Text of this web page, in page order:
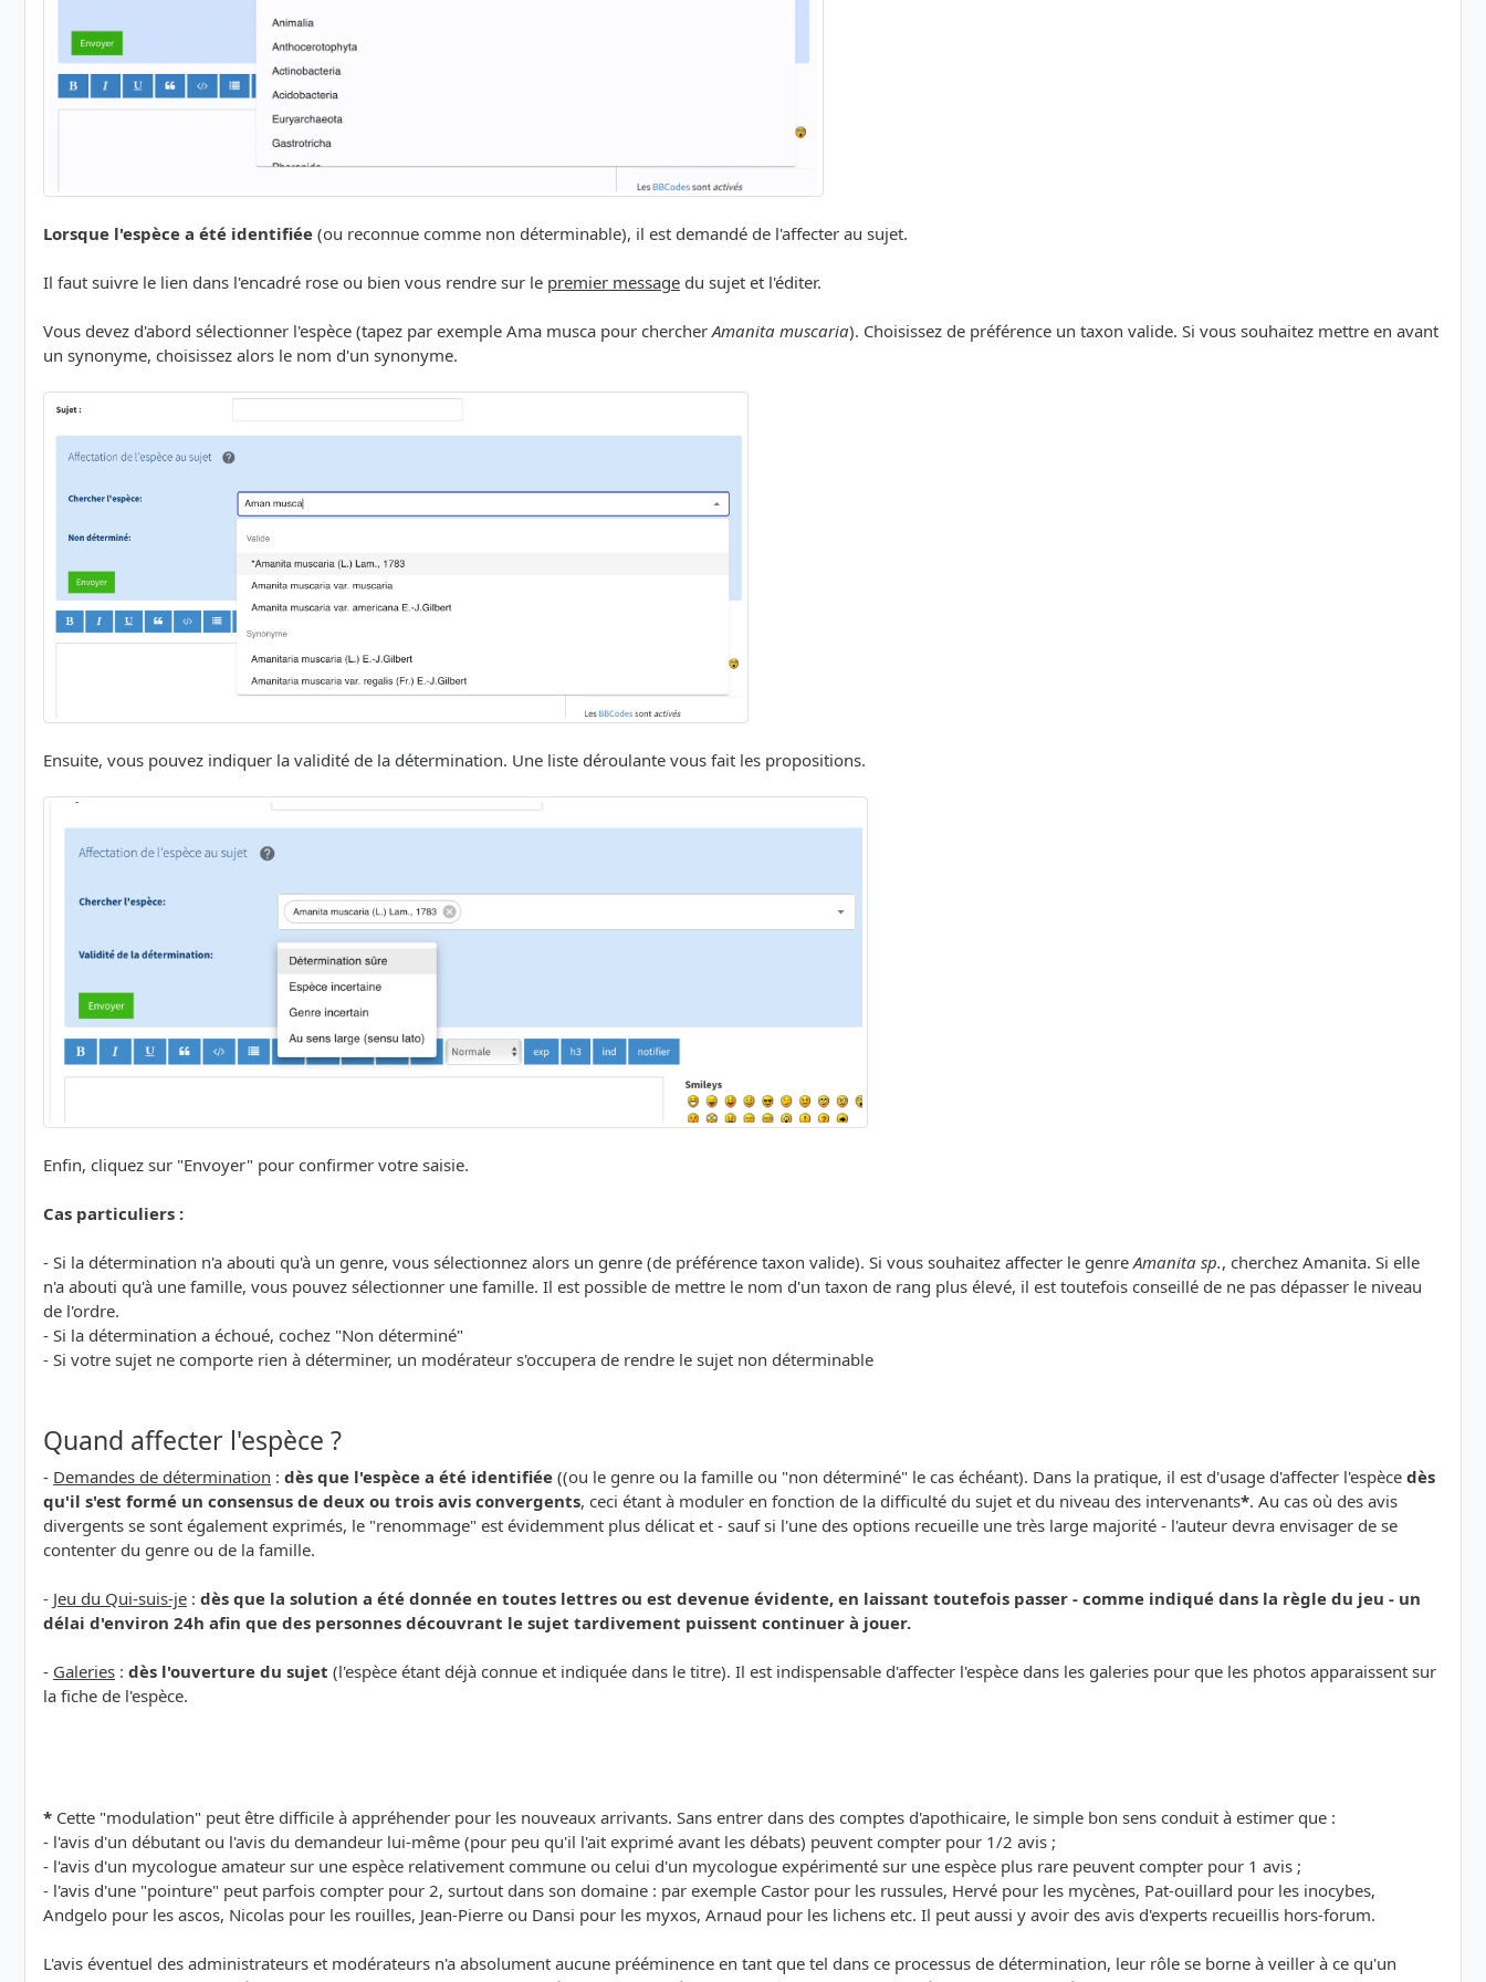
Lorsque l'espèce a été identifiée (ou reconnue comme non déterminable), il est demandé de l'affecter au sujet.
Il faut suivre le lien dans l'encadré rose ou bien vous rendre sur le premier message du sujet et l'éditer.
Vous devez d'abord sélectionner l'espèce (tapez par exemple Ama musca pour chercherAmanita muscaria). Choisissez de préférence un taxon valide. Si vous souhaitez mettre en avant
un synonyme, choisissez alors le nom d'un synonyme.
Ensuite, vous pouvez indiquer la validité de la détermination. Une liste déroulante vous fait les propositions.
Enfin, cliquez sur "Envoyer" pour confirmer votre saisie.
Cas particuliers :
- Si la détermination n'a abouti qu'à un genre, vous sélectionnez alors un genre (de préférence taxon valide). Si vous souhaitez affecter le genreAmanita sp., cherchez Amanita. Si elle
n'a abouti qu'à une famille, vous pouvez sélectionner une famille. Il est possible de mettre le nom d'un taxon de rang plus élevé, il est toutefois conseillé de ne pas dépasser le niveau
de l'ordre.
- Si la détermination a échoué, cochez "Non déterminé"
- Si votre sujet ne comporte rien à déterminer, un modérateur s'occupera de rendre le sujet non déterminable
Quand affecter l'espèce ?
- Demandes de détermination : dès que l'espèce a été identifiée ((ou le genre ou la famille ou "non déterminé" le cas échéant). Dans la pratique, il est d'usage d'affecter l'espèce dès
qu'il s'est formé un consensus de deux ou trois avis convergents, ceci étant à moduler en fonction de la difficulté du sujet et du niveau des intervenants*. Au cas où des avis
divergents se sont également exprimés, le "renommage" est évidemment plus délicat et - sauf si l'une des options recueille une très large majorité - l'auteur devra envisager de se
contenter du genre ou de la famille.
- Jeu du Qui-suis-je : dès que la solution a été donnée en toutes lettres ou est devenue évidente, en laissant toutefois passer - comme indiqué dans la règle du jeu - un
délai d'environ 24h afin que des personnes découvrant le sujet tardivement puissent continuer à jouer.
- Galeries : dès l'ouverture du sujet (l'espèce étant déjà connue et indiquée dans le titre). Il est indispensable d'affecter l'espèce dans les galeries pour que les photos apparaissent sur
la fiche de l'espèce.
* Cette "modulation" peut être difficile à appréhender pour les nouveaux arrivants. Sans entrer dans des comptes d'apothicaire, le simple bon sens conduit à estimer que :
- l'avis d'un débutant ou l'avis du demandeur lui-même (pour peu qu'il l'ait exprimé avant les débats) peuvent compter pour 1/2 avis ;
- l'avis d'un mycologue amateur sur une espèce relativement commune ou celui d'un mycologue expérimenté sur une espèce plus rare peuvent compter pour 1 avis ;
- l'avis d'une "pointure" peut parfois compter pour 2, surtout dans son domaine : par exemple Castor pour les russules, Hervé pour les mycènes, Pat-ouillard pour les inocybes,
Andgelo pour les ascos, Nicolas pour les rouilles, Jean-Pierre ou Dansi pour les myxos, Arnaud pour les lichens etc. Il peut aussi y avoir des avis d'experts recueillis hors-forum.
L'avis éventuel des administrateurs et modérateurs n'a absolument aucune prééminence en tant que tel dans ce processus de détermination, leur rôle se borne à veiller à ce qu'un